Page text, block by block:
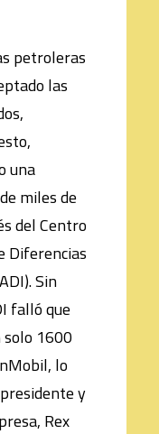
petroleras
las
una
miles de
del Centro
Diferencias
Sin
falló que
1600
lo
y
Rex